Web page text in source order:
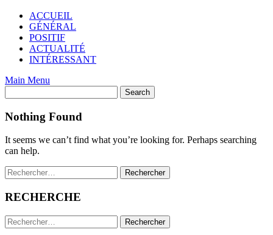
ACCUEIL
GÉNÉRAL
POSITIF
ACTUALITÉ
INTÉRESSANT
Main Menu
Nothing Found
It seems we can’t find what you’re looking for. Perhaps searching
can help.
Rechercher :
RECHERCHE
Rechercher :